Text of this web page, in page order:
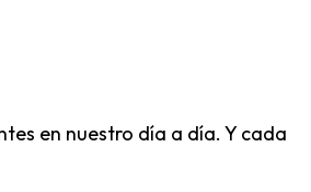
en nuestro día a día. Y cada